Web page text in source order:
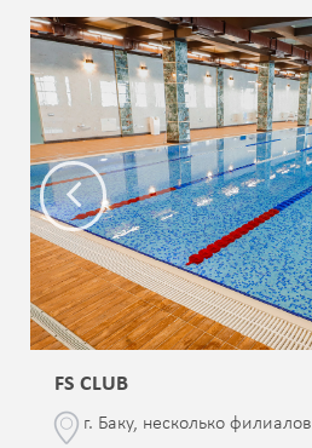
FS CLUB
г. Баку, несколько филиалов